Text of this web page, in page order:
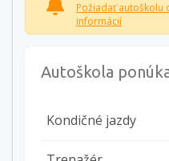
Autoškola
Kondičné jazdy
Požiadať autoškolu
informácií